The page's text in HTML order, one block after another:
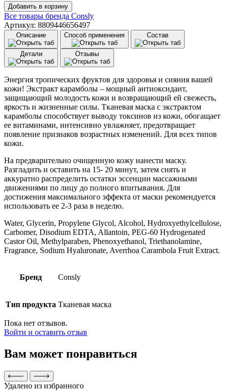
Количество
товара
Тканевая
маска
выводящая
токсины
экстрактом
карамболы
Consly
Carambola
Detox
Mask
Pack
(20
мл)
Добавить в корзину
Все товары бренда Consly
Артикул: 8809446656497
Описание Способ применения Состав
Детали Отзывы
Энергия тропических фруктов для здоровья и сияния вашей
кожи! Экстракт карамболы – мощный антиоксидант,
защищающий молодость кожи и возвращающий ей свежесть,
яркость и жизненные силы. Тканевая маска с экстрактом
карамболы способствует выводу токсинов из кожи, обогащает
ее витаминами, интенсивно увлажняет, предотвращает
появление признаков возрастных изменений. Для всех типов
кожи.
На предварительно очищенную кожу нанести маску.
Разгладить и оставить на 15- 20 минут, затем снять и
аккуратно распределить остатки эссенции массажными
движениями по лицу до полного впитывания. Для
достижения максимального эффекта от маски рекомендуется
использовать ее 2-3 раза в неделю.
Water, Glycerin, Propylene Glycol, Alcohol, Hydroxyethylcellulose,
Carbomer, Disodium EDTA, Allantoin, PEG-60 Hydrogenated
Castor Oil, Methylparaben, Phenoxyethanol, Triethanolamine,
Fragrance, Sodium Hyaluronate, Averrhoa Carambola Fruit Extract.
Бренд Consly
Тип продукта Тканевая маска
Пока нет отзывов.
Войти и оставить отзыв
Вам может понравиться
Удалено из избранного